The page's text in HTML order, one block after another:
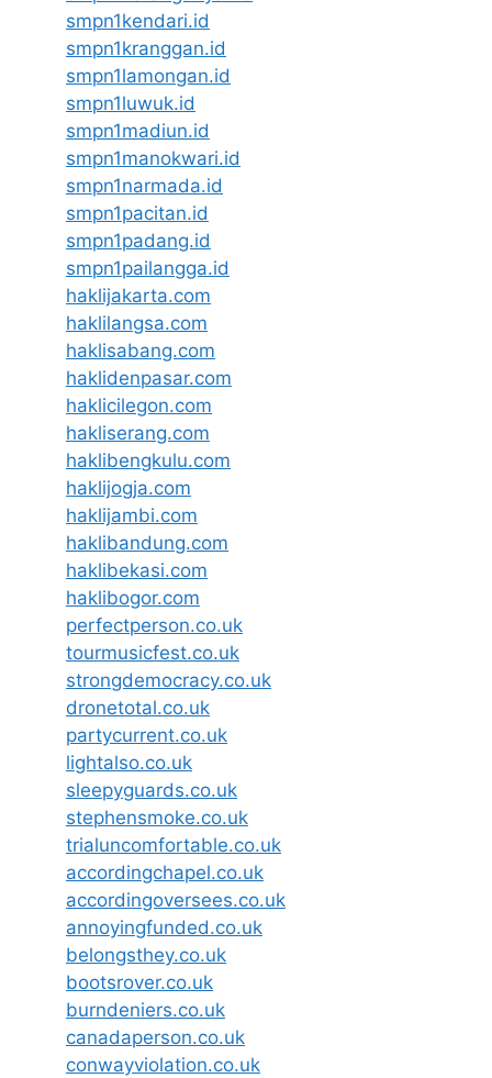
smpn1kendari.id
smpn1kranggan.id
smpn1lamongan.id
smpn1luwuk.id
smpn1madiun.id
smpn1manokwari.id
smpn1narmada.id
smpn1pacitan.id
smpn1padang.id
smpn1pailangga.id
haklijakarta.com
haklilangsa.com
haklisabang.com
haklidenpasar.com
haklicilegon.com
hakliserang.com
haklibengkulu.com
haklijogja.com
haklijambi.com
haklibandung.com
haklibekasi.com
haklibogor.com
perfectperson.co.uk
tourmusicfest.co.uk
strongdemocracy.co.uk
dronetotal.co.uk
partycurrent.co.uk
lightalso.co.uk
sleepyguards.co.uk
stephensmoke.co.uk
trialuncomfortable.co.uk
accordingchapel.co.uk
accordingoversees.co.uk
annoyingfunded.co.uk
belongsthey.co.uk
bootsrover.co.uk
burndeniers.co.uk
canadaperson.co.uk
conwayviolation.co.uk